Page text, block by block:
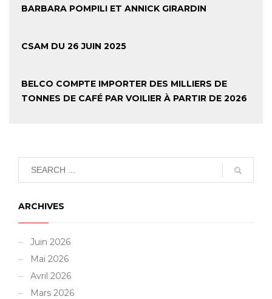
BARBARA POMPILI ET ANNICK GIRARDIN
CSAM DU 26 JUIN 2025
BELCO COMPTE IMPORTER DES MILLIERS DE
TONNES DE CAFÉ PAR VOILIER À PARTIR DE 2026
ARCHIVES
Juin 2026
Mai 2026
Avril 2026
Mars 2026